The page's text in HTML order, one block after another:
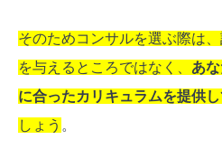
そのためコンサルを選ぶ際は
を与えるところではなく、 あ
に合ったカリキュラムを提供
しょう 。